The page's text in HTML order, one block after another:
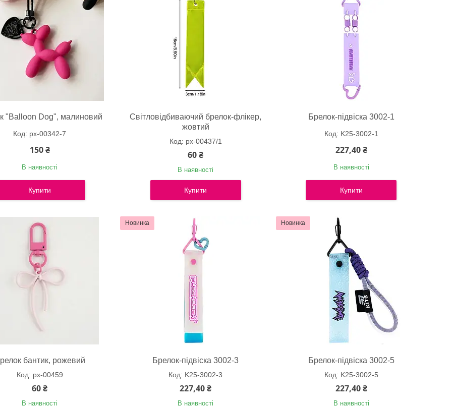
"Balloon Dog", малиновий
px-00342-7
150 ₴
В наявності
Купити
Світловідбиваючий брелок-флікер,
жовтий
px-00437/1
60 ₴
В наявності
Купити
Брелок-підвіска 3002-1
K25-3002-1
227,40 ₴
В наявності
Купити
бантик, рожевий
px-00459
60 ₴
В наявності
Новинка
Брелок-підвіска 3002-3
K25-3002-3
227,40 ₴
В наявності
Новинка
Брелок-підвіска 3002-5
K25-3002-5
227,40 ₴
В наявності